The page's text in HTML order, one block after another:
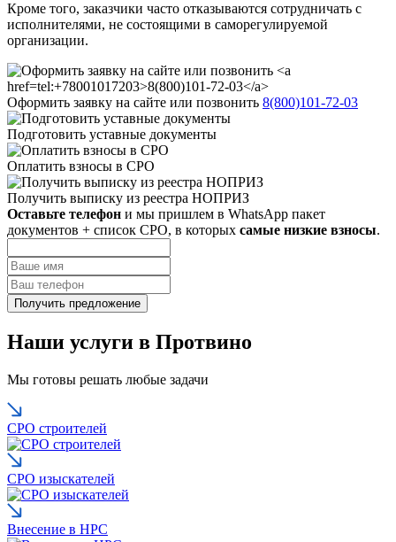
Кроме того, заказчики часто отказываются сотрудничать с
исполнителями, не состоящими в саморегулируемой
организации.
Оформить заявку на сайте или позвонить 8(800)101-72-03
Подготовить уставные документы
Оплатить взносы в СРО
Получить выписку из реестра НОПРИЗ
Оставьте телефон и мы пришлем в WhatsApp пакет
документов + список СРО, в которых самые низкие взносы.
Наши услуги в Протвино
Мы готовы решать любые задачи
СРО строителей
СРО изыскателей
Внесение в НРС